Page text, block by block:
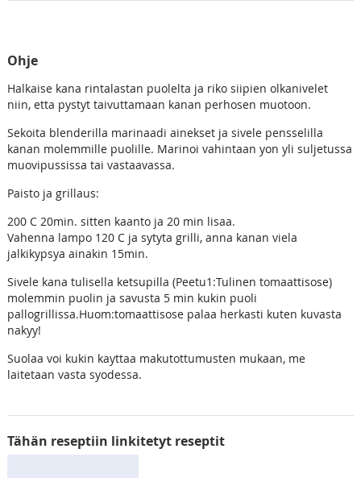
Ohje
Halkaise kana rintalastan puolelta ja riko siipien olkanivelet
niin, etta pystyt taivuttamaan kanan perhosen muotoon.
Sekoita blenderilla marinaadi ainekset ja sivele pensselilla
kanan molemmille puolille. Marinoi vahintaan yon yli suljetussa
muovipussissa tai vastaavassa.
Paisto ja grillaus:
200 C 20min. sitten kaanto ja 20 min lisaa.
Vahenna lampo 120 C ja sytyta grilli, anna kanan viela
jalkikypsya ainakin 15min.
Sivele kana tulisella ketsupilla (Peetu1:Tulinen tomaattisose)
molemmin puolin ja savusta 5 min kukin puoli
pallogrillissa.Huom:tomaattisose palaa herkasti kuten kuvasta
nakyy!
Suolaa voi kukin kayttaa makutottumusten mukaan, me
laitetaan vasta syodessa.
Tähän reseptiin linkitetyt reseptit